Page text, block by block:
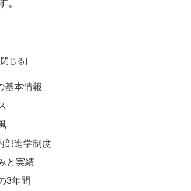
。
基本情報
部進学制度
と実績
3年間